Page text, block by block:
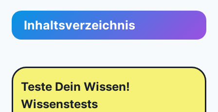
Inhaltsverzeichnis
Teste Dein Wissen!
Wissenstests